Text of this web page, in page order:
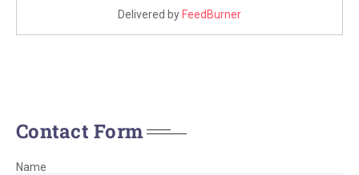
Delivered by FeedBurner
Contact Form
Name